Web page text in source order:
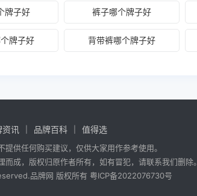
牌子好 裤子哪个牌子好
牌子好 背带裤哪个牌子好
资讯 品牌百科 值得选
供任何购买建议，仅供大家用作参考使用。
成，版权归原作者所有，如有冒犯，请联系我们删除。
品牌网 版权所有 粤ICP备2022076730号